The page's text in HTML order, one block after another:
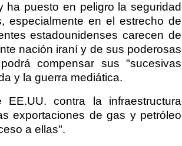
puesto en peligro la seguridad
especialmente en el estrecho de
estadounidenses carecen de
nación iraní y de sus poderosas
compensar sus "sucesivas
y la guerra mediática.
contra la infraestructura
exportaciones de gas y petróleo
a ellas".